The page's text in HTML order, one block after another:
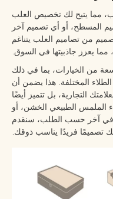
مما يتيح لك تخصيص العلب
المسطح، أو أي تصميم آخر
من تصاميم العلب يتناغم
يعزز جاذبيتها في السوق.
من الخيارات، بما في ذلك
المختلفة. هذا يضمن أن
التجارية، بل تتميز أيضًا
الملمس الطبيعي الخشن، أو
آخر حسب الطلب، سنقدم
تصميمًا فريدًا يناسب ذوقك.